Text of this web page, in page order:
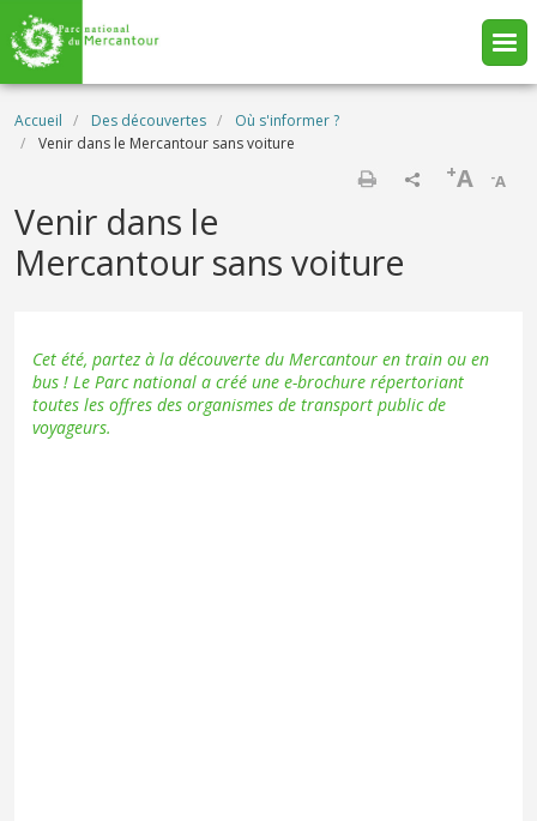
Aller au contenu principal
Fil d'Ariane
Accueil Des découvertes
Où s'informer ?
Venir dans le Mercantour sans voiture
-A
+A
Venir dans le
Mercantour sans voiture
Cet été, partez à la découverte du Mercantour en train ou en
bus ! Le Parc national a créé une e-brochure répertoriant
toutes les offres des organismes de transport public de
voyageurs.